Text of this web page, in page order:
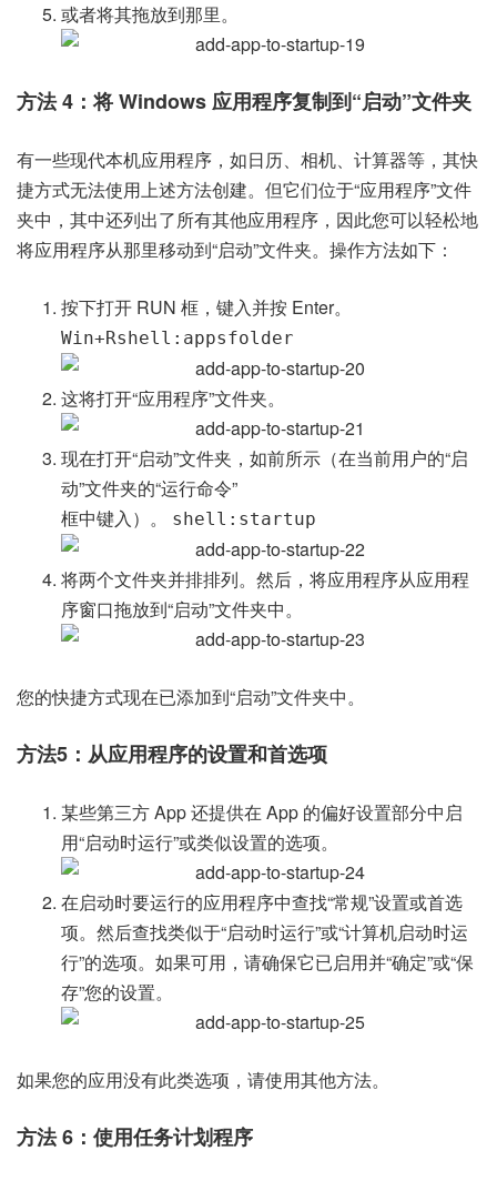
或者将其拖放到那里。
方法 4：将 Windows 应用程序复制到“启动”文件夹
有一些现代本机应用程序，如日历、相机、计算器等，其快
捷方式无法使用上述方法创建。但它们位于“应用程序”文件
夹中，其中还列出了所有其他应用程序，因此您可以轻松地
将应用程序从那里移动到“启动”文件夹。操作方法如下：
按下打开 RUN 框，键入并按 Enter。
Win+Rshell:appsfolder
这将打开“应用程序”文件夹。
现在打开“启动”文件夹，如前所示（在当前用户的“启
动”文件夹的“运行命令”
框中键入）。
shell:startup
将两个文件夹并排排列。然后，将应用程序从应用程
序窗口拖放到“启动”文件夹中。
您的快捷方式现在已添加到“启动”文件夹中。
方法5：从应用程序的设置和首选项
某些第三方 App 还提供在 App 的偏好设置部分中启
用“启动时运行”或类似设置的选项。
在启动时要运行的应用程序中查找“常规”设置或首选
项。然后查找类似于“启动时运行”或“计算机启动时运
行”的选项。如果可用，请确保它已启用并“确定”或“保
存”您的设置。
如果您的应用没有此类选项，请使用其他方法。
方法 6：使用任务计划程序